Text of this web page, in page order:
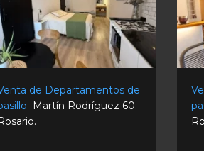
de Departamentos de
Martín Rodríguez 60.